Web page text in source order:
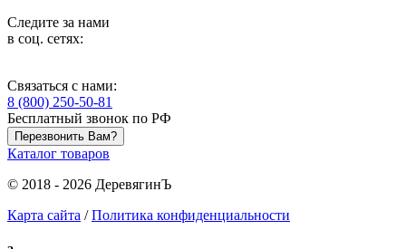
Следите за нами
в соц. сетях:
Связаться с нами:
8 (800) 250-50-81
Бесплатный звонок по РФ
Перезвонить Вам?
Каталог товаров
© 2018 - 2026 ДеревягинЪ
Карта сайта /Политика конфиденциальности